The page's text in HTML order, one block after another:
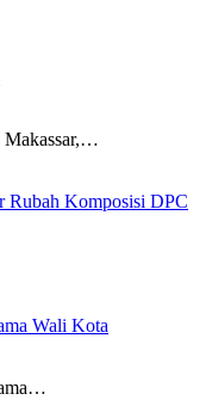
Makassar,…
Rubah Komposisi DPC
Wali Kota